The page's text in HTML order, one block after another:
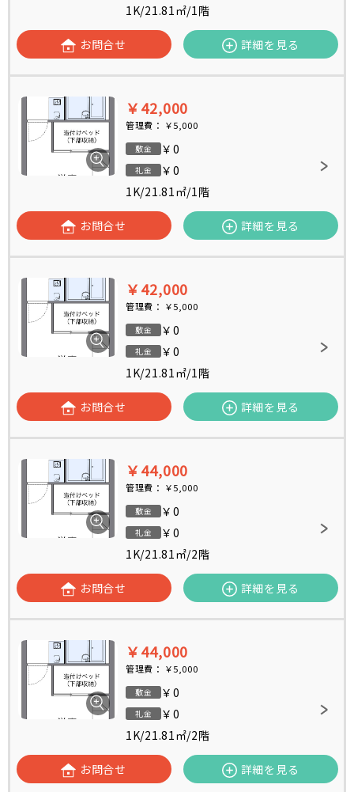
1K/21.81㎡/1階
お問合せ 詳細を見る
￥42,000
管理費： ￥5,000
敷金 ￥0
礼金
￥0
1K/21.81㎡/1階
お問合せ 詳細を見る
￥42,000
管理費： ￥5,000
敷金 ￥0
礼金
￥0
1K/21.81㎡/1階
お問合せ 詳細を見る
￥44,000
管理費： ￥5,000
敷金 ￥0
礼金
￥0
1K/21.81㎡/2階
お問合せ 詳細を見る
￥44,000
管理費： ￥5,000
敷金 ￥0
礼金
￥0
1K/21.81㎡/2階
お問合せ 詳細を見る